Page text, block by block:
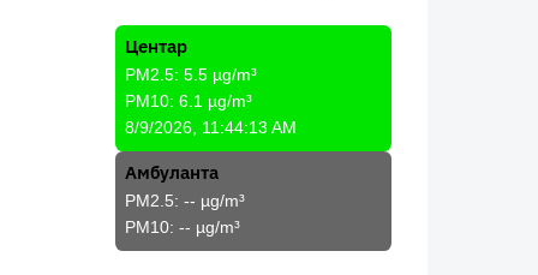
Центар
PM2.5: 5.5 µg/m³
PM10: 6.1 µg/m³
8/9/2026, 11:44:13 AM
Амбуланта
PM2.5: -- µg/m³
PM10: -- µg/m³